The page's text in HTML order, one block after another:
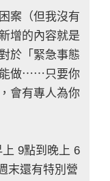
案（但我沒有
增的內容就是
於「緊急事態
能做⋯⋯只要你
會有專人為你
上 9點到晚上 6
末還有特別營